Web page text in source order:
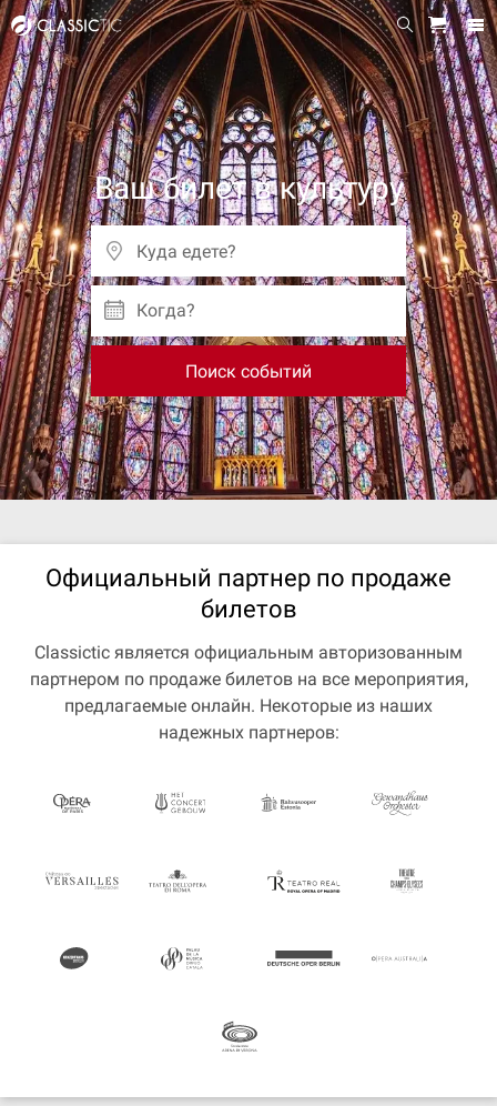
Ваш билет в культуру
Когда?
Поиск событий
Официальный партнер по продаже
билетов
Classictic является официальным авторизованным
партнером по продаже билетов на все мероприятия,
предлагаемые онлайн. Некоторые из наших
надежных партнеров: